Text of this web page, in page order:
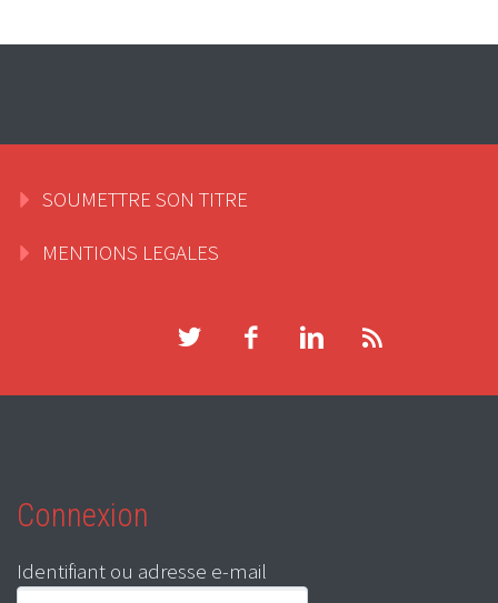
SOUMETTRE SON TITRE
MENTIONS LEGALES
Connexion
Identifiant ou adresse e-mail